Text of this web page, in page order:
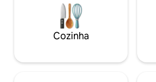
e assentos com vista para o icônico
White Horse. Escondido atrás de um
banco de flores silvestres com sua
própria trilha e estacionamento,
Cozinha